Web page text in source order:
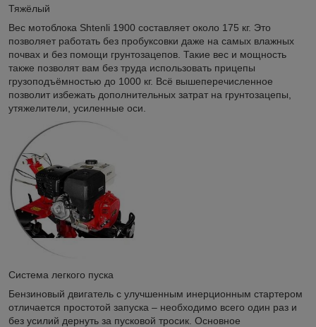
Тяжёлый
Вес мотоблока Shtenli 1900 составляет около 175 кг. Это
позволяет работать без пробуксовки даже на самых влажных
почвах и без помощи грунтозацепов. Такие вес и мощность
также позволят вам без труда использовать прицепы
грузоподъёмностью до 1000 кг. Всё вышеперечисленное
позволит избежать дополнительных затрат на грунтозацепы,
утяжелители, усиленные оси.
Система легкого пуска
Бензиновый двигатель с улучшенным инерционным стартером
отличается простотой запуска – необходимо всего один раз и
без усилий дернуть за пусковой тросик. Основное